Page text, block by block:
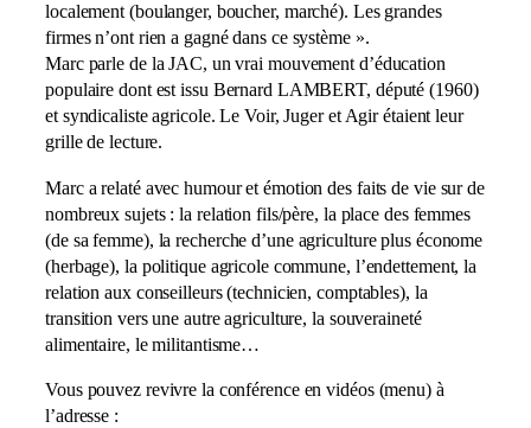
localement (boulanger, boucher, marché). Les grandes
firmes n’ont rien a gagné dans ce système ».
Marc parle de la JAC, un vrai mouvement d’éducation
populaire dont est issu Bernard LAMBERT, député (1960)
et syndicaliste agricole. Le Voir, Juger et Agir étaient leur
grille de lecture.
Marc a relaté avec humour et émotion des faits de vie sur de
nombreux sujets : la relation fils/père, la place des femmes
(de sa femme), la recherche d’une agriculture plus économe
(herbage), la politique agricole commune, l’endettement, la
relation aux conseilleurs (technicien, comptables), la
transition vers une autre agriculture, la souveraineté
alimentaire, le militantisme…
Vous pouvez revivre la conférence en vidéos (menu) à
l’adresse :